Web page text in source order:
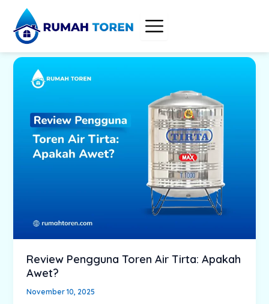
content
Review Pengguna Toren Air Tirta: Apakah
Awet?
November 10, 2025